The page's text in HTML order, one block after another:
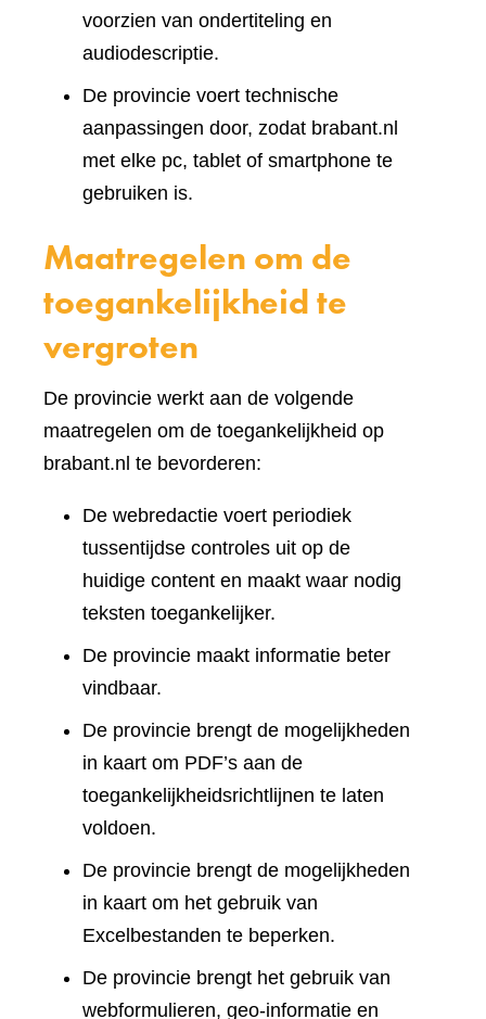
voorzien van ondertiteling en
audiodescriptie.
De provincie voert technische
aanpassingen door, zodat brabant.nl
met elke pc, tablet of smartphone te
gebruiken is.
Maatregelen om de
toegankelijkheid te
vergroten
De provincie werkt aan de volgende
maatregelen om de toegankelijkheid op
brabant.nl te bevorderen:
De webredactie voert periodiek
tussentijdse controles uit op de
huidige content en maakt waar nodig
teksten toegankelijker.
De provincie maakt informatie beter
vindbaar.
De provincie brengt de mogelijkheden
in kaart om PDF’s aan de
toegankelijkheidsrichtlijnen te laten
voldoen.
De provincie brengt de mogelijkheden
in kaart om het gebruik van
Excelbestanden te beperken.
De provincie brengt het gebruik van
webformulieren, geo-informatie en